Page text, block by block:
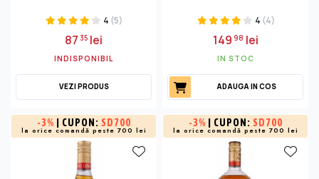
4 (5)
87 35 lei
INDISPONIBIL
VEZI PRODUS
4 (4)
14998 lei
IN STOC
ADAUGA IN COS
-3% | CUPON: SD700
la orice comandă peste 700 lei
-3% | CUPON: SD700
la orice comandă peste 700 lei